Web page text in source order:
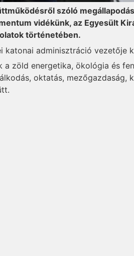
szóló
vidékünk, az Egyesült
történetében.
katonai adminisztráció vezetője
a zöld energetika, ökológia és
oktatás, mezőgazdaság,